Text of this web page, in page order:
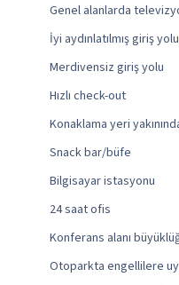
Genel alanlarda
İyi aydınlatılmış giriş yolu
Merdivensiz giriş yolu
Hızlı check-out
Konaklama yeri
Snack bar/büfe
Bilgisayar istasyonu
24 saat ofis
Konferans alanı
Otoparkta engellilere